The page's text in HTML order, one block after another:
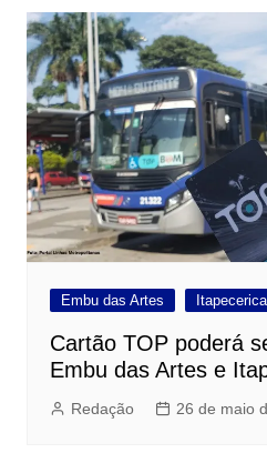
Embu das Artes
Cartão TOP poderá
Embu das Artes e
Redação 26 de maio